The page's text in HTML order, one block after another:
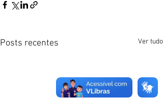
Posts recentes Ver tudo